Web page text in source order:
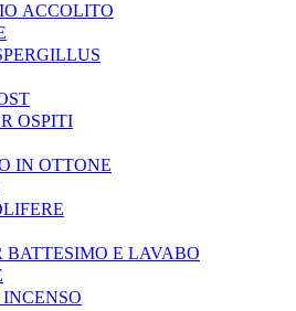
ACCOLITO
OSPITI
IN OTTONE
BATTESIMO E LAVABO